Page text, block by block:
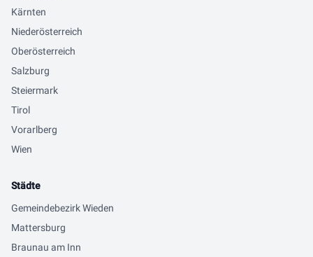
Kärnten
Niederösterreich
Oberösterreich
Salzburg
Steiermark
Tirol
Vorarlberg
Wien
Städte
Gemeindebezirk Wieden
Mattersburg
Braunau am Inn